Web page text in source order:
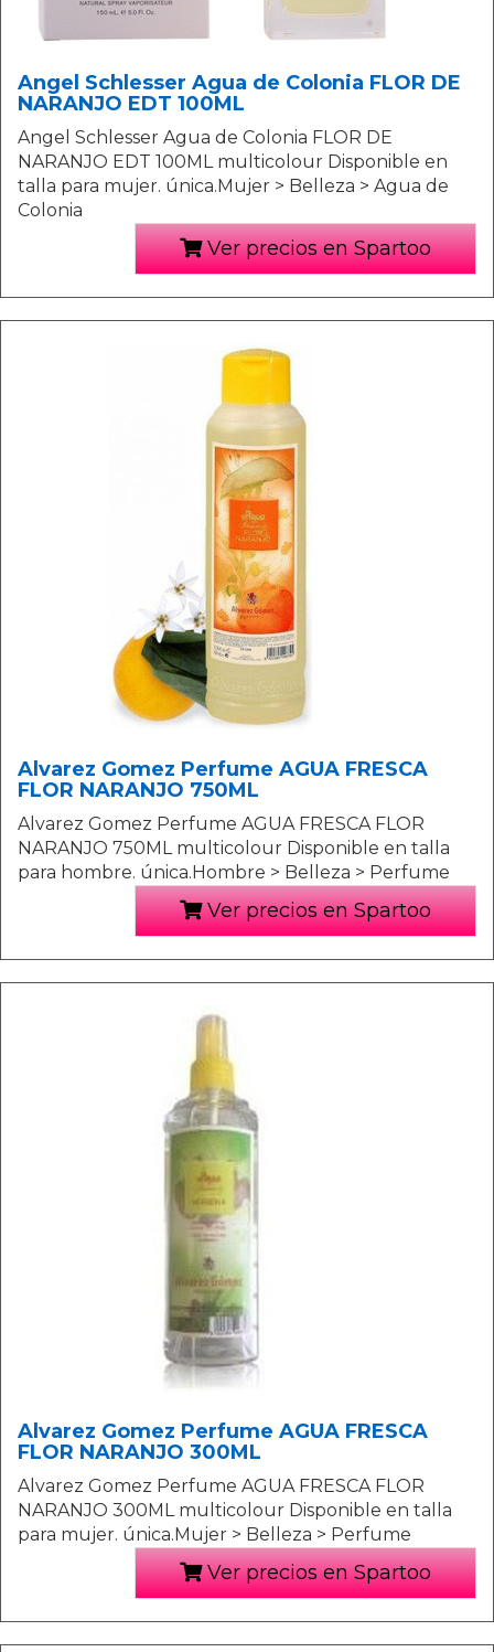
Angel Schlesser Agua de Colonia FLOR DE
NARANJO EDT 100ML
Angel Schlesser Agua de Colonia FLOR DE
NARANJO EDT 100ML multicolour Disponible en
talla para mujer. única.Mujer > Belleza > Agua de
Colonia
Ver precios en Spartoo
Alvarez Gomez Perfume AGUA FRESCA
FLOR NARANJO 750ML
Alvarez Gomez Perfume AGUA FRESCA FLOR
NARANJO 750ML multicolour Disponible en talla
para hombre. única.Hombre > Belleza > Perfume
Ver precios en Spartoo
Alvarez Gomez Perfume AGUA FRESCA
FLOR NARANJO 300ML
Alvarez Gomez Perfume AGUA FRESCA FLOR
NARANJO 300ML multicolour Disponible en talla
para mujer. única.Mujer > Belleza > Perfume
Ver precios en Spartoo